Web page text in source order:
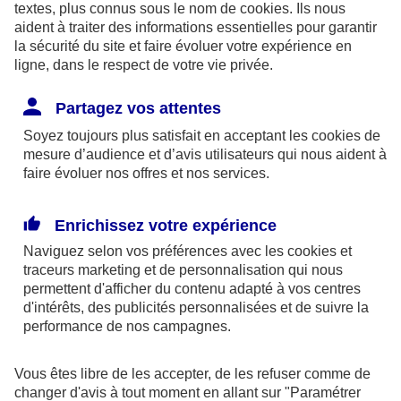
sont de 1,875 % du bénéfice imposable limité à 8
fois le PASS ou si plus favorable, 2,5 % du PASS.
Madelin,
(sauf quelques cas exceptionnels) et la sortie se fait
obligatoirementen rente(sauf exceptions).
En outre, à la retraite, la rente perçue chaque
année, sera imposable dans la catégorie des
pensions. Elle supporte également des
prélèvements sociaux aux taux en vigueur au jour
textes, plus connus sous le nom de cookies. Ils nous
aident à traiter des informations essentielles pour garantir
la sécurité du site et faire évoluer votre expérience en
ligne, dans le respect de votre vie privée.
Partagez vos attentes
Soyez toujours plus satisfait en acceptant les cookies de
mesure d’audience et d’avis utilisateurs qui nous aident à
faire évoluer nos offres et nos services.
Enrichissez votre expérience
Naviguez selon vos préférences avec les cookies et
traceurs marketing et de personnalisation qui nous
permettent d'afficher du contenu adapté à vos centres
d'intérêts, des publicités personnalisées et de suivre la
performance de nos campagnes.
Vous êtes libre de les accepter, de les refuser comme de
changer d'avis à tout moment en allant sur "Paramétrer